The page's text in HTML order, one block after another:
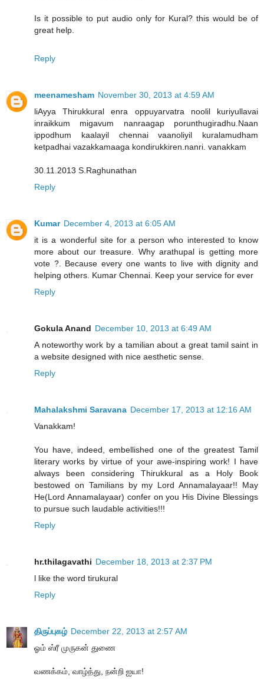
Is it possible to put audio only for Kural? this would be of
great help.
Reply
meenamesham November 30, 2013 at 4:59 AM
liAyya Thirukkural enra oppuyarvatra noolil kuriyullavai
inraikkum migavum nanraagap porunthugiradhu.Naan
ippodhum kaalayil chennai vaanoliyil kuralamudham
ketpadhai vazakkamaaga kondirukkiren.nanri. vanakkam
30.11.2013 S.Raghunathan
Reply
Kumar December 4, 2013 at 6:05 AM
it is a wonderful site for a person who interested to know
more about our treasure. Why arathupal is getting more
vote ?. Because every one wants to live with dignity and
helping others. Kumar Chennai. Keep your service for ever
Reply
Gokula Anand December 10, 2013 at 6:49 AM
A noteworthy work by a tamilian about a great tamil saint in
a website designed with nice aesthetic sense.
Reply
Mahalakshmi Saravana December 17, 2013 at 12:16 AM
Vanakkam!
You have, indeed, embellished one of the greatest Tamil
literary works by virtue of your awe-inspiring work! I have
always been considering Thirukkural as a Holy Book
bestowed on Tamilians by my Lord Annamalayaar!! May
He(Lord Annamalayaar) confer on you His Divine Blessings
to pursue such laudable activities!!!
Reply
hr.thilagavathi December 18, 2013 at 2:37 PM
l like the word tirukural
Reply
திருப்புகழ் December 22, 2013 at 2:57 AM
ஓம் ஸ்ரீ முருகன் துணை
வணக்கம், வாழ்த்து, நன்றி ஐயா!